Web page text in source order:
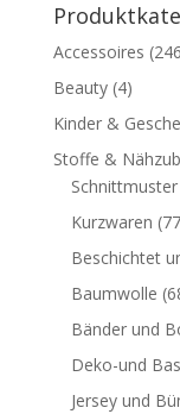
Accessoires
Beauty (4)
Kinder &
Stoffe &
Kurzwaren
Beschichtet
Baumwolle
Bänder und
Deko-und
Jersey und